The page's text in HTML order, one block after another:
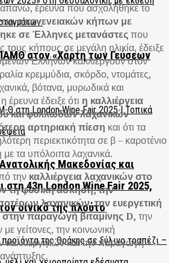
στον «Χάρτη των Γεύσεων
Μακεδονίας και
στη 43η London Wine Fair 2025,
οινικό της πλούτο
έρευνα που ασχολήθηκε το
οικογενειακών κήπων με
σε Έλληνες μετανάστεςπου
τους κήπους σε μεγάλη ηλικία, έδειξε
Ελλήνων καλλιεργούν στον
κρεμμύδια, σκόρδο, ντομάτες,
βότανα, μυρωδικά και
έρευνα έδειξε ότι η καλλιέργεια
και φυλλωδών λαχανικών
αρτηριακή πίεση και ότι τα
περιεκτικότητα σε β – καροτένιο
με τα υπόλοιπα λαχανικά.
την καλλιέργεια λαχανικών στο
τη φυσική άσκηση, την
λαχανικών, την ευεργετική
παραγωγή βιταμίνης D, την
γείτονες, την κοινωνική
καλλιεργητών και την παραγωγή